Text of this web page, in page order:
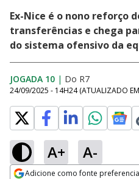
Ex-Nice é o nono reforço
transferências e chega
do sistema ofensivo da
JOGADA 10 | Do R7
24/09/2025 - 14H24 (ATUALIZADO EM
A+ A-
Adicione como fonte